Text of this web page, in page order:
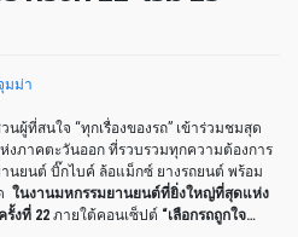
มม่า
นผู้ที่สนใจ “ทุกเรื่องของรถ” เข้าร่วมชมสุด
ภาคตะวันออก ที่รวบรวมทุกความต้องการ
นยนต์ บิ๊กไบค์ ล้อแม็กซ์ ยางรถยนต์ พร้อม
ในงานมหกรรมยานยนต์ที่ยิ่งใหญ่ที่สุดแห่ง
งที่ 22 ภายใต้คอนเซ็ปต์ “เลือกรถถูกใจ…